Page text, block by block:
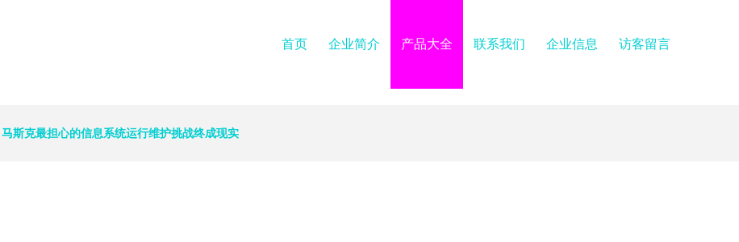
首页 企业简介 产品大全 联系我们 企业信息 访客留言
斯克最担心的信息系统运行维护挑战终成现实